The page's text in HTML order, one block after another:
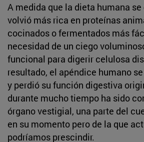
A medida que la dieta humana
volvió más rica en proteínas
cocinados o fermentados más
necesidad de un ciego
funcional para digerir celulosa
resultado, el apéndice humano
y perdió su función digestiva
durante mucho tiempo ha sido
órgano vestigial, una parte del
en su momento pero de la que
podríamos prescindir.